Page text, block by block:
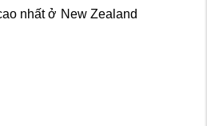
nhất ở New Zealand